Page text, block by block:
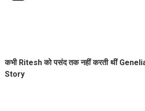
कभी Ritesh को पसंद तक नहीं करती थीं Genelia,
Story